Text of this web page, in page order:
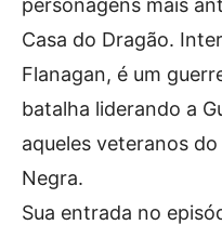
personagens mais
Casa do Dragão.
Flanagan, é um
batalha liderando a
aqueles veteranos
Negra.
Sua entrada no